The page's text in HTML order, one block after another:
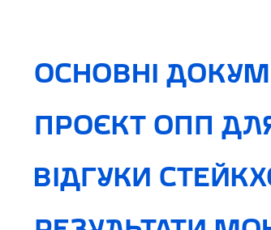
ОСНОВНІ
ПРОЄКТ ОПП
ВІДГУКИ